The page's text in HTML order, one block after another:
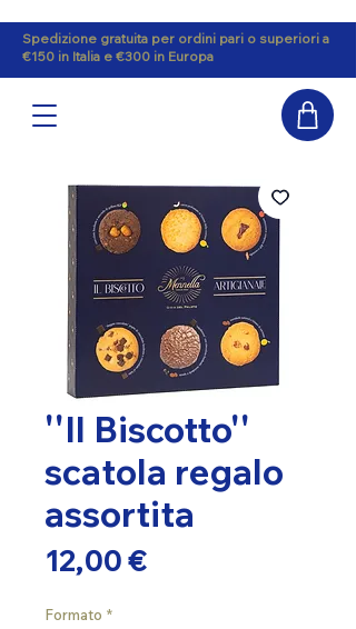
Spedizione gratuita per ordini pari o superiori a
€150 in Italia e €300 in Europa
''Il Biscotto''
scatola regalo
assortita
12,00 €Prezzo
Formato *